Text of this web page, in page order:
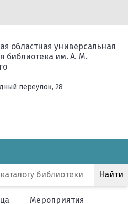
областная универсальная
библиотека им. А. М.
переулок, 28
Мероприятия